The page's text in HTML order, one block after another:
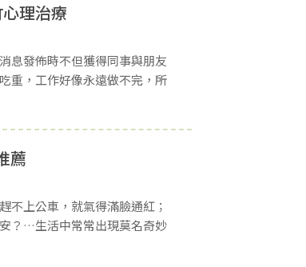
理治療
息發佈時不但獲得同事與朋友
重，工作好像永遠做不完，所
薦
不上公車，就氣得滿臉通紅；
？…生活中常常出現莫名奇妙